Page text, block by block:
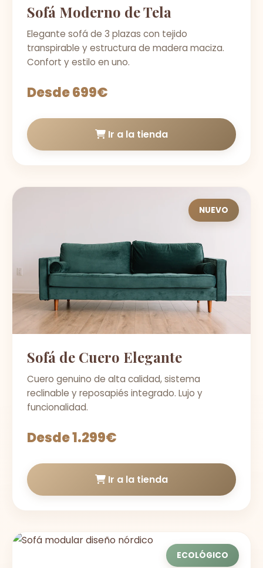
Sofá Moderno de Tela
Elegante sofá de 3 plazas con tejido
transpirable y estructura de madera maciza.
Confort y estilo en uno.
Desde 699€
Ir a la tienda
NUEVO
Sofá de Cuero Elegante
Cuero genuino de alta calidad, sistema
reclinable y reposapiés integrado. Lujo y
funcionalidad.
Desde 1.299€
Ir a la tienda
ECOLÓGICO